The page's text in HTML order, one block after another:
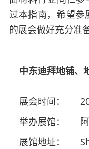
过本指南，希望参
的展会做好充分准备
中东迪拜地铺、
展会时间：
举办展馆：
展馆地址：